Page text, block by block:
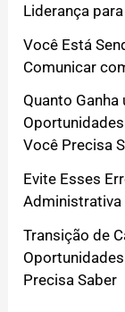
Liderança
Você Está
Comunicar
Quanto
Você Precisa
Evite Esses
Administrativa
Transição de
Precisa Saber